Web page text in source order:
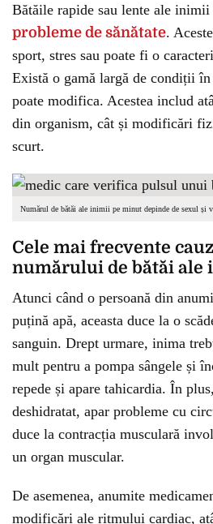
Bătăile rapide sau lente ale
probleme de sănătate.
sport, stres sau poate fi o
Există o gamă largă de condiții
poate modifica. Acestea includ
din organism, cât și modificări
scurt.
Numărul de bătăi ale inimii pe minut depinde de sexul și
Cele mai frecvente
numărului de bătăi ale
Atunci când o persoană din
puțină apă, aceasta duce la o
sanguin. Drept urmare, inima
mult pentru a pompa sângele și
repede și apare tahicardia. În
deshidratat, apar probleme cu
duce la contracția musculară
un organ muscular.
De asemenea, anumite
modificări ale ritmului cardiac,